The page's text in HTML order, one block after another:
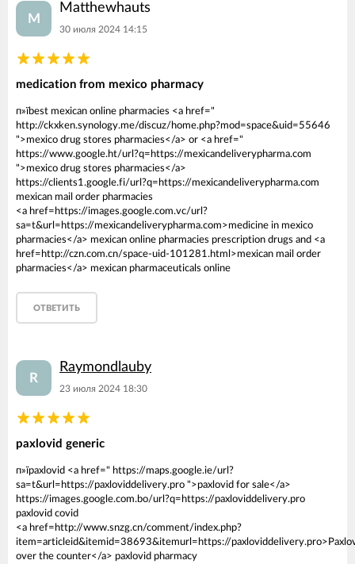
M
Matthewhauts
30 июля 2024 14:15
medication from mexico pharmacy
п»їbest mexican online pharmacies <a href="
http://ckxken.synology.me/discuz/home.php?mod=space&uid=55646
">mexico drug stores pharmacies</a> or <a href="
https://www.google.ht/url?q=https://mexicandeliverypharma.com
">mexico drug stores pharmacies</a>
https://clients1.google.fi/url?q=https://mexicandeliverypharma.com
mexican mail order pharmacies
<a href=https://images.google.com.vc/url?
sa=t&url=https://mexicandeliverypharma.com>medicine in mexico
pharmacies</a> mexican online pharmacies prescription drugs and <a
href=http://czn.com.cn/space-uid-101281.html>mexican mail order
pharmacies</a> mexican pharmaceuticals online
ОТВЕТИТЬ
R
Raymondlauby
23 июля 2024 18:30
paxlovid generic
п»їpaxlovid <a href=" https://maps.google.ie/url?
sa=t&url=https://paxloviddelivery.pro ">paxlovid for sale</a>
https://images.google.com.bo/url?q=https://paxloviddelivery.pro
paxlovid covid
<a href=http://www.snzg.cn/comment/index.php?
item=articleid&itemid=38693&itemurl=https://
over the counter</a> paxlovid pharmacy